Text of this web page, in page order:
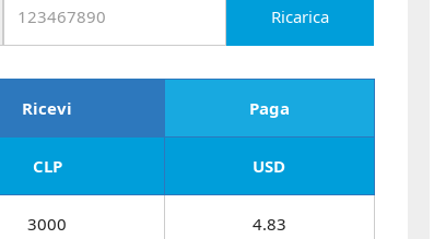
Ricarica
Ricevi Paga
CLP USD
3000 4.83